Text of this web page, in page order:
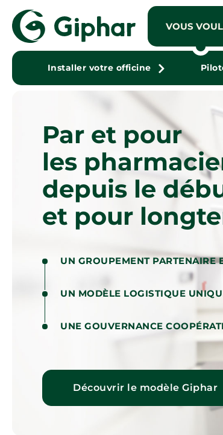
VOUS
Installer votre officine
Par et pour
les
depuis le
et pour
UN GROUPEMENT PARTENAIRE
UN MODÈLE LOGISTIQUE
UNE GOUVERNANCE
Découvrir le modèle Giphar